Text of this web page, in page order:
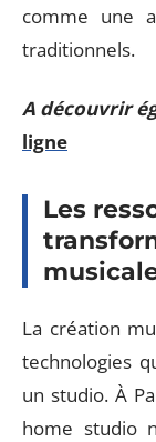
comme une
traditionnels.
A découvrir
ligne
Les
La création
technologies
un studio. À
home studio